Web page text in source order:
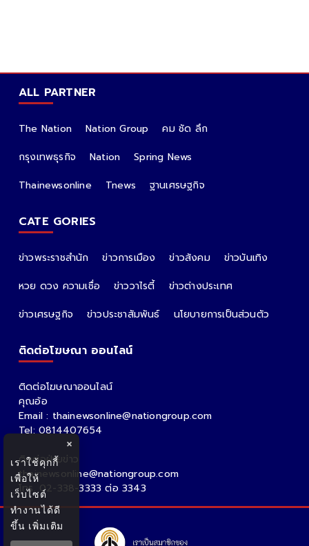
ALL PARTNER
The Nation Nation Group
คม ชัด ลึก
กรุงเทพธุรกิจ
Nation
Spring News
Thainewsonline
Tnews ฐานเศรษฐกิจ
CATE GORIES
ข่าวพระราชสำนัก ข่าวการเมือง ข่าวสังคม
ข่าวบันเทิง
หวย ดวง ความเชื่อ
ข่าววาไรตี้
ข่าวต่างประเทศ
ข่าวเศรษฐกิจ
ข่าวประชาสัมพันธ์ นโยบายการเป็นส่วนตัว
ติดต่อโฆษณา ออนไลน์
ติดต่อโฆษณาออนไลน์
คุณอ้อ
Email : thainewsonline@nationgroup.com
Tel: 0814407654
ติดต่อฝ่ายข่าว
thainewsonline@nationgroup.com
โทร. 02-338-3333 ต่อ 3343
×
เราใช้คุกกี้
เพื่อให้
เว็บไซต์
ทำงานได้ดี
ขึ้น เพิ่มเติม